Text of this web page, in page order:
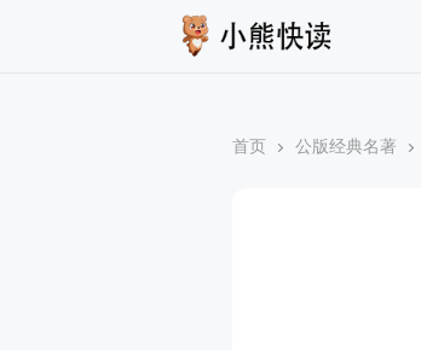
首页 公版经典名著